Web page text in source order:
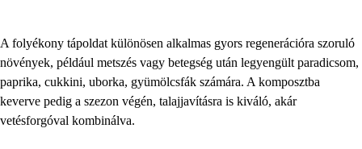
A folyékony tápoldat különösen alkalmas gyors regenerációra szoruló
növények, például metszés vagy betegség után legyengült paradicsom,
paprika, cukkini, uborka, gyümölcsfák számára. A komposztba
keverve pedig a szezon végén, talajjavításra is kiváló, akár
vetésforgóval kombinálva.